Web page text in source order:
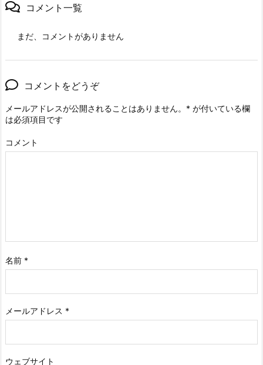
コメント一覧
まだ、コメントがありません
コメントをどうぞ
メールアドレスが公開されることはありません。 * が付いている欄
は必須項目です
コメント
名前 *
メールアドレス *
ウェブサイト